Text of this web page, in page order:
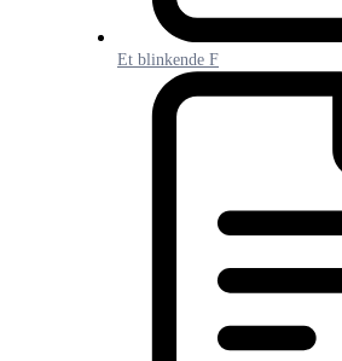
Et blinkende F